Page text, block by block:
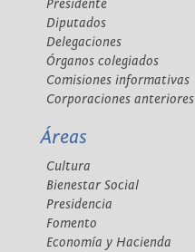
Presidente
Diputados
Delegaciones
Órganos colegiados
Comisiones informativas
Corporaciones anteriores
Áreas
Cultura
Bienestar Social
Presidencia
Fomento
Economía y Hacienda